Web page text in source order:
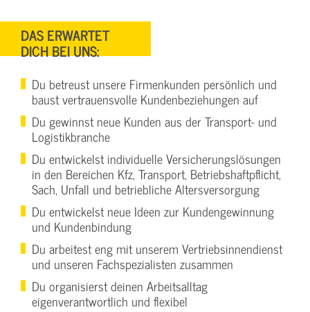
DAS ERWARTET
DICH BEI UNS:
Du betreust unsere Firmenkunden persönlich und
baust vertrauensvolle Kundenbeziehungen auf
Du gewinnst neue Kunden aus der Transport- und
Logistikbranche
Du entwickelst individuelle Versicherungslösungen
in den Bereichen Kfz, Transport, Betriebshaftpflicht,
Sach, Unfall und betriebliche Altersversorgung
Du entwickelst neue Ideen zur Kundengewinnung
und Kundenbindung
Du arbeitest eng mit unserem Vertriebsinnendienst
und unseren Fachspezialisten zusammen
Du organisierst deinen Arbeitsalltag
eigenverantwortlich und flexibel